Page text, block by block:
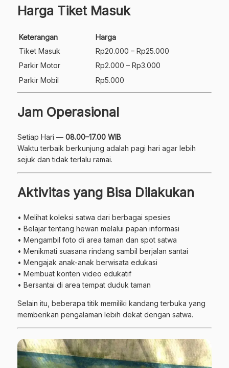
Harga Tiket Masuk
Keterangan
Harga
Tiket Masuk
Rp20.000 – Rp25.000
Parkir Motor
Rp2.000 – Rp3.000
Parkir Mobil
Rp5.000
Jam Operasional
Setiap Hari — 08.00–17.00 WIB
Waktu terbaik berkunjung adalah pagi hari agar lebih
sejuk dan tidak terlalu ramai.
Aktivitas yang Bisa Dilakukan
• Melihat koleksi satwa dari berbagai spesies
• Belajar tentang hewan melalui papan informasi
• Mengambil foto di area taman dan spot satwa
• Menikmati suasana rindang sambil berjalan santai
• Mengajak anak-anak berwisata edukasi
• Membuat konten video edukatif
• Bersantai di area tempat duduk taman
Selain itu, beberapa titik memiliki kandang terbuka yang
memberikan pengalaman lebih dekat dengan satwa.